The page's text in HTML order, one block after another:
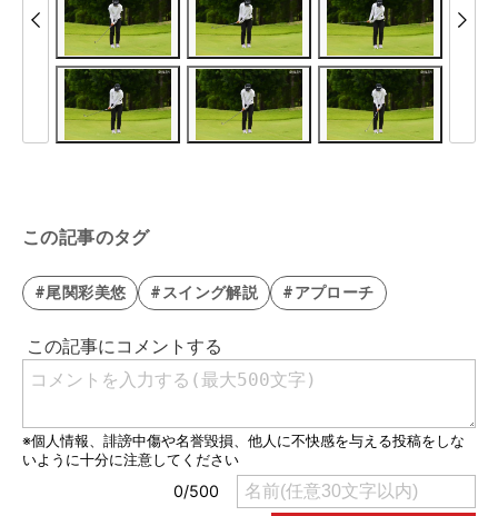
この記事のタグ
#尾関彩美悠 #スイング解説 #アプローチ